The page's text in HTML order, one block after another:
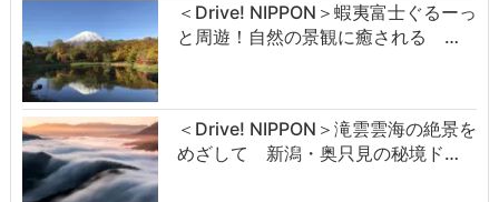
＜Drive! NIPPON＞蝦夷富士ぐるーっ
と周遊！自然の景観に癒される …
＜Drive! NIPPON＞滝雲雲海の絶景を
めざして 新潟・奥只見の秘境ド…